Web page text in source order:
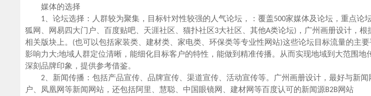
媒体的选择
1、论坛选择：人群较为聚集，目标针对性较强的人气论坛，：覆盖500家媒体及论坛，重点论
狐网、网易四大门户、百度贴吧、天涯社区、猫扑社区3大社区、其他A类论坛)，广州画册设计，
相关版块上。(也可以包括家装类、建材类、家电类、环保类等专业性网站)这些论坛目标流量的主
影响力大;地域人群定位清晰，能细化目标客户的特性，能做到精准传播。从而实现地域到大范围地
深刻品牌印象，提供参考借鉴。
2、新闻传播：包括产品宣传、品牌宣传、渠道宣传、活动宣传等。广州画册设计，最好与新闻
户、凤凰网等新闻网站，还包括阿里、慧聪、中国眼镜网、建材网等百度认可的新闻源B2B网站